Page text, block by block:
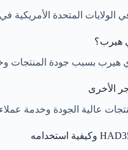
في عام 2004. منذ ذلك الحين، توسع إلى
هيرب؟
هيرب بسبب جودة المنتجات
الأخرى
عالية الجودة وخدمة